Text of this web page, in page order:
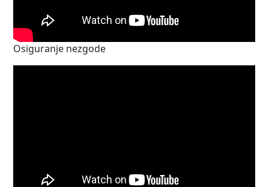
Osiguranje nezgode